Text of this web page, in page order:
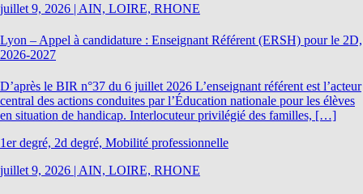
juillet 9, 2026 | AIN, LOIRE, RHONE
Lyon – Appel à candidature : Enseignant Référent (ERSH) pour le 2D,
2026-2027
D’après le BIR n°37 du 6 juillet 2026 L’enseignant référent est l’acteur
central des actions conduites par l’Éducation nationale pour les élèves
en situation de handicap. Interlocuteur privilégié des familles, […]
1er degré, 2d degré, Mobilité professionnelle
juillet 9, 2026 | AIN, LOIRE, RHONE